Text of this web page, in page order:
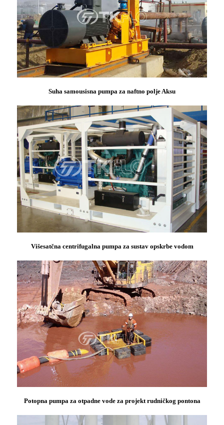
Suha samousisna pumpa za naftno polje Aksu
Višesatčna centrifugalna pumpa za sustav opskrbe vodom
Potopna pumpa za otpadne vode za projekt rudničkog pontona